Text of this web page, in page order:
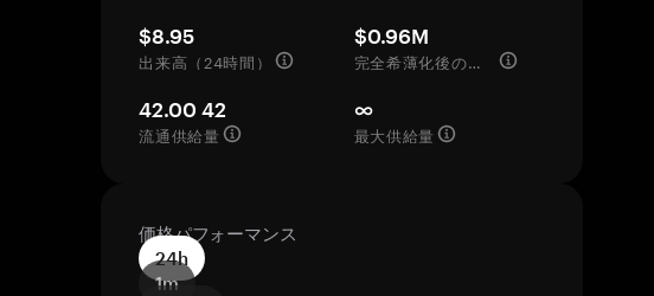
$8.95
出来高（24時間）
$0.96M
完全希薄化後の評価額
42.00 42
流通供給量
∞
最大供給量
価格パフォーマンス
24h
1m